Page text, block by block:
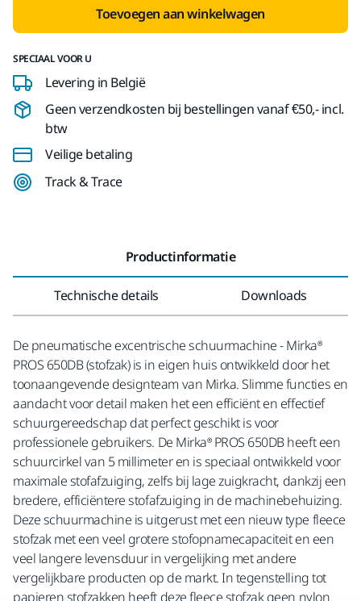
Toevoegen aan winkelwagen
SPECIAAL VOOR U
Levering in België
Geen verzendkosten bij bestellingen vanaf €50,- incl.
btw
Veilige betaling
Track & Trace
Productinformatie
Technische details Downloads
De pneumatische excentrische schuurmachine - Mirka®
PROS 650DB (stofzak) is in eigen huis ontwikkeld door het
toonaangevende designteam van Mirka. Slimme functies en
aandacht voor detail maken het een efficiënt en effectief
schuurgereedschap dat perfect geschikt is voor
professionele gebruikers. De Mirka® PROS 650DB heeft een
schuurcirkel van 5 millimeter en is speciaal ontwikkeld voor
maximale stofafzuiging, zelfs bij lage zuigkracht, dankzij een
bredere, efficiëntere stofafzuiging in de machinebehuizing.
Deze schuurmachine is uitgerust met een nieuw type fleece
stofzak met een veel grotere stofopnamecapaciteit en een
veel langere levensduur in vergelijking met andere
vergelijkbare producten op de markt. In tegenstelling tot
papieren stofzakken heeft deze fleece stofzak geen nylon